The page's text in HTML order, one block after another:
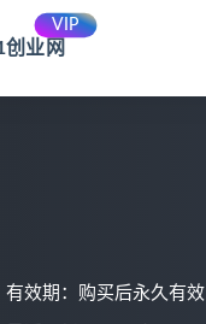
创业网
VIP
有效期：购买后永久有效